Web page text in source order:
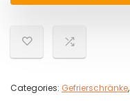
Categories: Gefrierschränke,